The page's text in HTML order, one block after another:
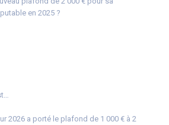
en 2025 ?
2026 a porté le plafond de 1 000 € à 2